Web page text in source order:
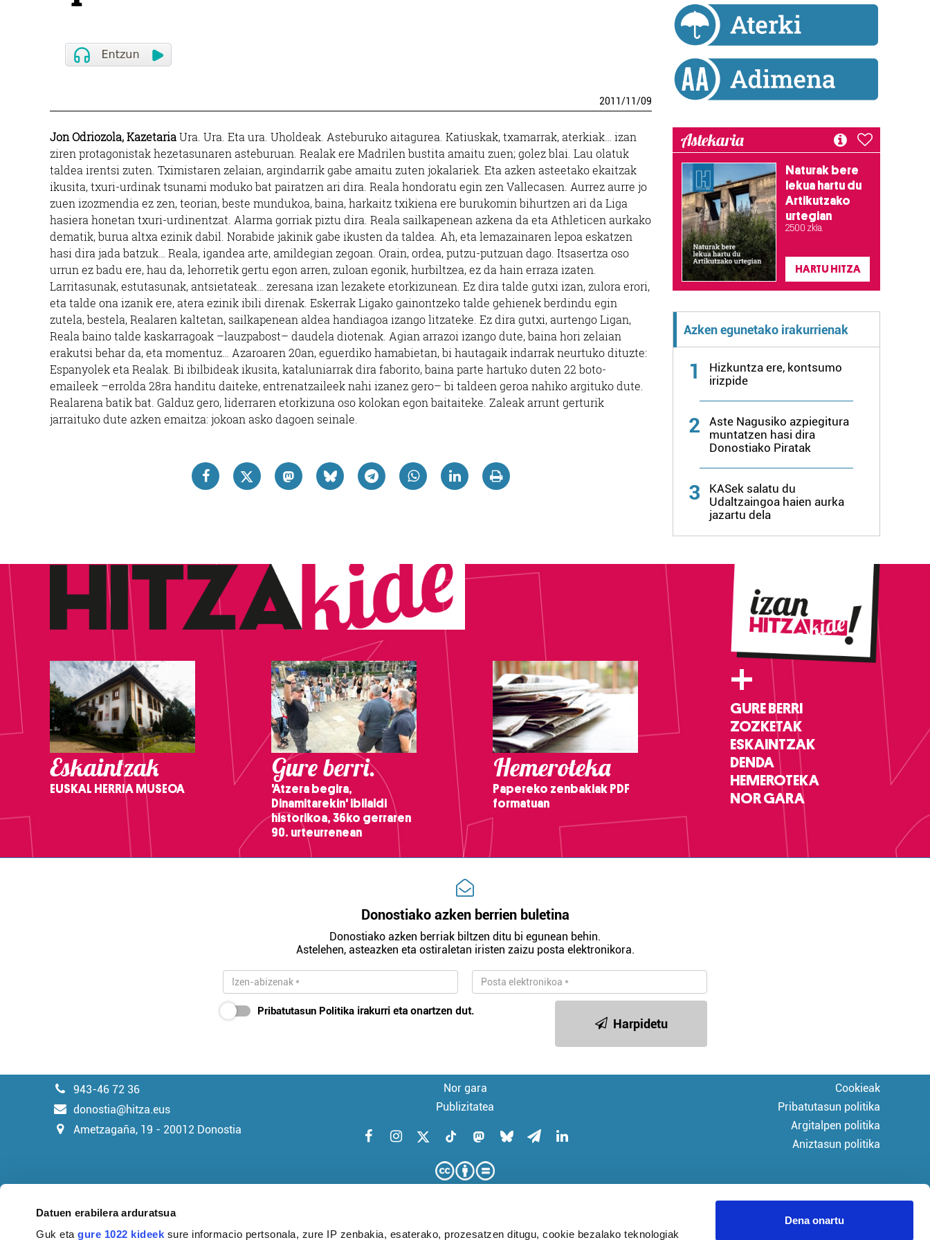
Datuen erabilera arduratsua
Guk etagure 1022 kideek sure informacio pertsonala, zure IP zenbakia, esaterako, prozesatzen ditugu, cookie bezalako teknologiak
Dena onartu
2011/11/09
Jon Odriozola, KazetariaUra. Ura. Eta ura. Uholdeak. Asteburuko aitagurea. Katiuskak, txamarrak, aterkiak… izan
ziren protagonistak hezetasunaren asteburuan. Realak ere Madrilen bustita amaitu zuen; golez blai. Lau olatuk
taldea irentsi zuten. Tximistaren zelaian, argindarrik gabe amaitu zuten jokalariek. Eta azken asteetako ekaitzak
ikusita, txuri-urdinak tsunami moduko bat pairatzen ari dira. Reala hondoratu egin zen Vallecasen. Aurrez aurre jo
zuen izozmendia ez zen, teorian, beste mundukoa, baina, harkaitz txikiena ere burukomin bihurtzen ari da Liga
hasiera honetan txuri-urdinentzat. Alarma gorriak piztu dira. Reala sailkapenean azkena da eta Athleticen aurkako
dematik, burua altxa ezinik dabil. Norabide jakinik gabe ikusten da taldea. Ah, eta lemazainaren lepoa eskatzen
hasi dira jada batzuk… Reala, igandea arte, amildegian zegoan. Orain, ordea, putzu-putzuan dago. Itsasertza oso
urrun ez badu ere, hau da, lehorretik gertu egon arren, zuloan egonik, hurbiltzea, ez da hain erraza izaten.
Larritasunak, estutasunak, antsietateak… zeresana izan lezakete etorkizunean. Ez dira talde gutxi izan, zulora erori,
eta talde ona izanik ere, atera ezinik ibili direnak. Eskerrak Ligako gainontzeko talde gehienek berdindu egin
zutela, bestela, Realaren kaltetan, sailkapenean aldea handiagoa izango litzateke. Ez dira gutxi, aurtengo Ligan,
Reala baino talde kaskarragoak –lauzpabost– daudela diotenak. Agian arrazoi izango dute, baina hori zelaian
erakutsi behar da, eta momentuz… Azaroaren 20an, eguerdiko hamabietan, bi hautagaik indarrak neurtuko dituzte:
Espanyolek eta Realak. Bi ibilbideak ikusita, kataluniarrak dira faborito, baina parte hartuko duten 22 boto-
emaileek –errolda 28ra handitu daiteke, entrenatzaileek nahi izanez gero– bi taldeen geroa nahiko argituko dute.
Realarena batik bat. Galduz gero, liderraren etorkizuna oso kolokan egon baitaiteke. Zaleak arrunt gerturik
jarraituko dute azken emaitza: jokoan asko dagoen seinale.
Astekaria
Naturak bere
lekua hartu du
Artikutzako
urtegian
2.500 zkia.
HARTU HITZA
Azken egunetako irakurrienak
1
Hizkuntza ere, kontsumo
irizpide
2
Aste Nagusiko azpiegitura
muntatzen hasi dira
Donostiako Piratak
3
KASek salatu du
Udaltzaingoa haien aurka
jazartu dela
Eskaintzak
EUSKAL HERRIA MUSEOA
Gure berri.
'Atzera begira,
Dinamitarekin' ibilaldi
historikoa, 36ko gerraren
90. urteurrenean
Hemeroteka
Papereko zenbakiak PDF
formatuan
+
GURE BERRI
ZOZKETAK
ESKAINTZAK
DENDA
HEMEROTEKA
NOR GARA
Donostiako azken berrien buletina
Donostiako azken berriak biltzen ditu bi egunean behin.
Astelehen, asteazken eta ostiraletan iristen zaizu posta elektronikora.
Pribatutasun Politika irakurri eta onartzen dut.
Harpidetu
943-46 72 36
donostia@hitza.eus
Ametzagaña, 19 - 20012 Donostia
Nor gara
Publizitatea
Cookieak
Pribatutasun politika
Argitalpen politika
Aniztasun politika